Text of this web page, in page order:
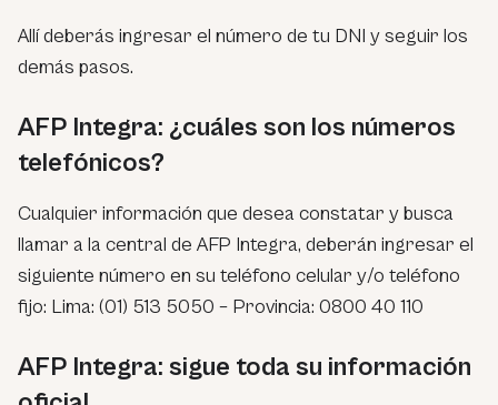
Allí deberás ingresar el número de tu DNI y seguir los
demás pasos.
AFP Integra: ¿cuáles son los números
telefónicos?
Cualquier información que desea constatar y busca
llamar a la central de AFP Integra, deberán ingresar el
siguiente número en su teléfono celular y/o teléfono
fijo: Lima: (01) 513 5050 – Provincia: 0800 40 110
AFP Integra: sigue toda su información